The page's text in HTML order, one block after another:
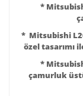
*
* Mitsubishi
özel tasarımı
*
çamurluk